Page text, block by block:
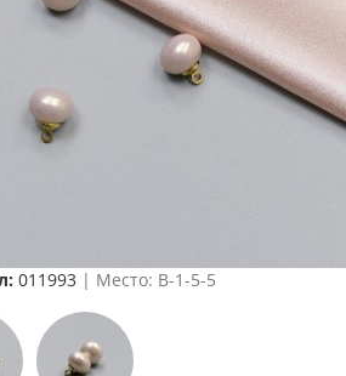
011993 | Место: B-1-5-5